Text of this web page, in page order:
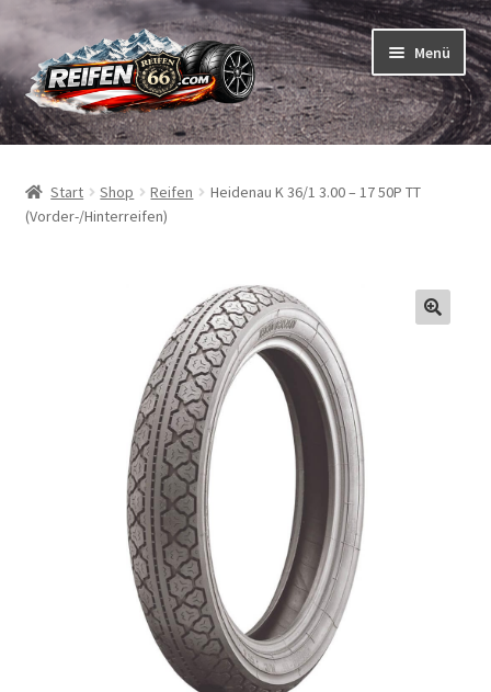
Zur
Navigation
springen
Zum
Inhalt
springen
Menü
Reifen
Schläuche
Start Shop Reifen
Heidenau K 36/1 3.00 – 17 50P TT
(Vorder-/Hinterreifen)